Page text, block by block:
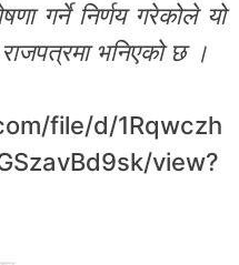
गर्ने निर्णय गरेकोले यो
भनिएको छ ।
file/d/1Rqwczh
view?